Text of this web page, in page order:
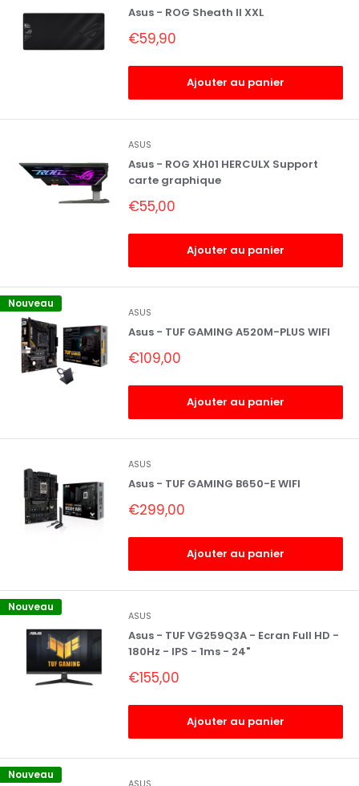
Asus - ROG Sheath II XXL
Prix
réduit
€59,90
Ajouter au panier
ASUS
Asus - ROG XH01 HERCULX Support
carte graphique
Prix
réduit
€55,00
Ajouter au panier
Nouveau
ASUS
Asus - TUF GAMING A520M-PLUS WIFI
Prix
réduit
€109,00
Ajouter au panier
ASUS
Asus - TUF GAMING B650-E WIFI
Prix
réduit
€299,00
Ajouter au panier
Nouveau
ASUS
Asus - TUF VG259Q3A - Ecran Full HD -
180Hz - IPS - 1ms - 24"
Prix
réduit
€155,00
Ajouter au panier
Nouveau